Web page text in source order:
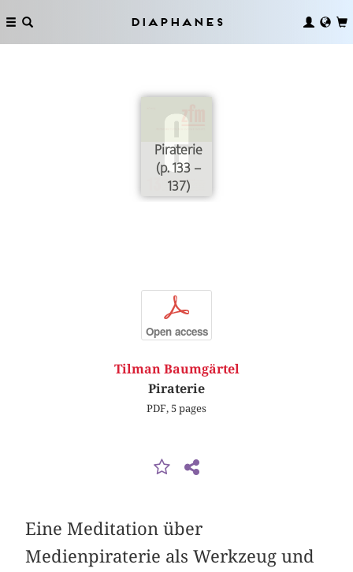
Diaphanes
Piraterie
(p. 133 –
137)
p
Open access
Tilman Baumgärtel
Piraterie
PDF, 5 pages
Eine Meditation über
Medienpiraterie als Werkzeug und